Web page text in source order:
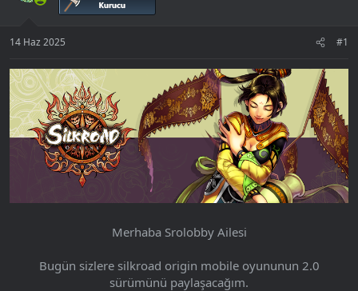
14 Haz 2025 #1
Merhaba Srolobby Ailesi
Bugün sizlere silkroad origin mobile oyununun 2.0
sürümünü paylaşacağım.